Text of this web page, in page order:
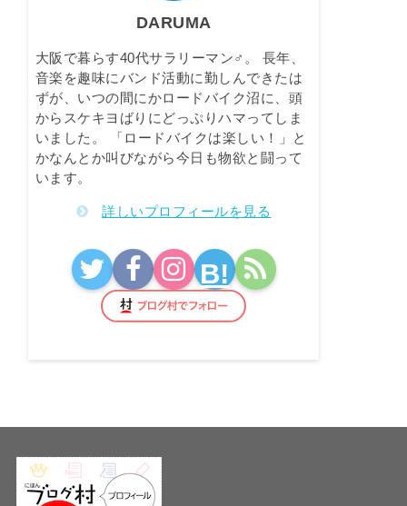
DARUMA
大阪で暮らす40代サラリーマン♂。 長年、
音楽を趣味にバンド活動に勤しんできたは
ずが、いつの間にかロードバイク沼に、頭
からスケキヨばりにどっぷりハマってしま
いました。 「ロードバイクは楽しい！」と
かなんとか叫びながら今日も物欲と闘って
います。
詳しいプロフィールを見る
B!